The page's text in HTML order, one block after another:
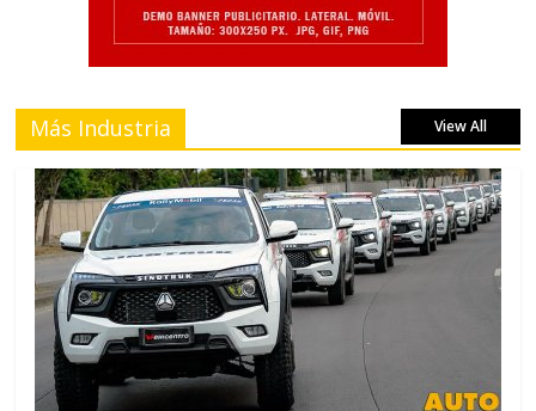
Más Industria View All